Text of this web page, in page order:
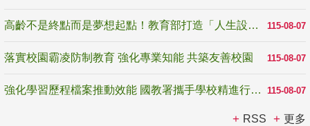
115-08-07
高齡不是終點而是夢想起點！教育部打造「人生設計夢工場」 參展第3屆高齡健康產業博覽會
115-08-07
落實校園霸凌防制教育 強化專業知能 共築友善校園
115-08-07
強化學習歷程檔案推動效能 國教署攜手學校精進行政與教學支持
RSS 更多